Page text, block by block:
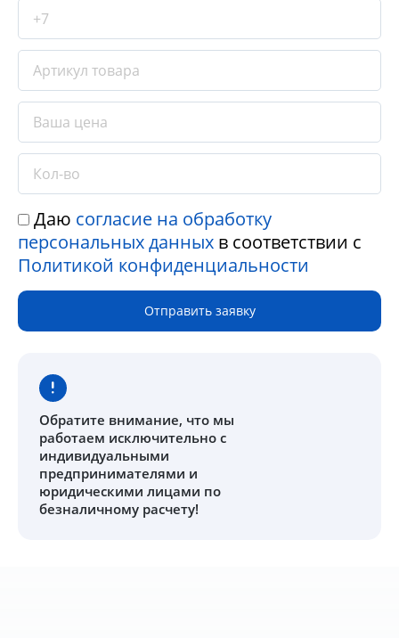
Даю согласие на обработку
персональных данных в соответствии с
Политикой конфиденциальности
Отправить заявку
Обратите внимание, что мы
работаем исключительно с
индивидуальными
предпринимателями и
юридическими лицами по
безналичному расчету!